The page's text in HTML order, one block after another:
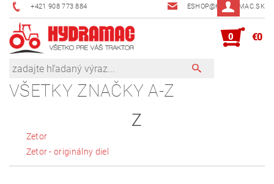
+421 908 773 884 ESHOP@HYDRAMAC.SK
0 €0
VŠETKY ZNAČKY A-Z
Z
Zetor
Zetor - originálny diel